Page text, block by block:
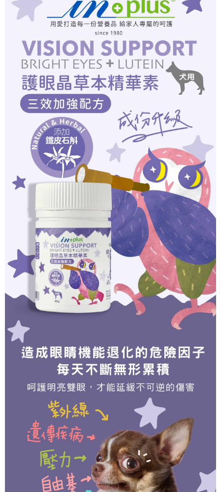
【注意事項】
１．透過由恩沛科技股份有限公司提供之「AFTEE先享後付」服務完成之交
易，需依本服務之必要範圍內提供個人資料，並將交易相關給付款項請求債
權轉讓予恩沛科技股份有限公司。
２．關於個人資料處理事宜，請瀏覽以下網址：
https://aftee.tw/terms/#terms3
３．未成年的使用者請事先徵得法定代理人或監護人之同意方可使用
「AFTEE先享後付」，若未經同意申辦者引起之損失，本公司不負相關責
任。
４．使用「AFTEE先享後付」時，將依據個別帳號之用戶狀況，依本公司即
時審查核予不同之上限額度；若仍有額度不足之情形，本公司將視審查結果
請求用戶進行身份認證。
５．嚴禁一人註冊多個帳號或使用他人資訊註冊。若發現惡意使用之情形，
恩沛科技股份有限公司將有權停止該用戶之使用額度並採取法律行動。
每筆NT$65，滿NT$1,000(含以上)免運費
本島宅配
每筆NT$95，滿NT$1,000(含以上)免運費
離島宅配
每筆NT$180
貨到付款
每筆NT$95，滿NT$1,000(含以上)免運費